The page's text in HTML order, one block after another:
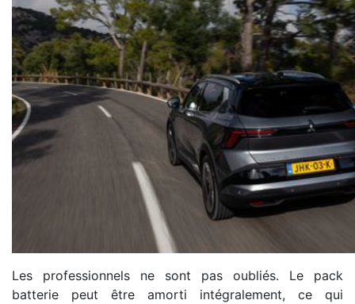
Les professionnels ne sont pas oubliés. Le pack
batterie peut être amorti intégralement, ce qui